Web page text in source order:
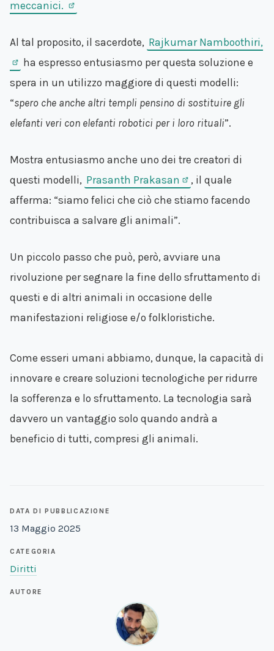
DATA DI PUBBLICAZIONE
13 Maggio 2025
CATEGORIA
Diritti
AUTORE
meccanici.
Al tal proposito, il sacerdote, Rajkumar Namboothiri,
ha espresso entusiasmo per questa soluzione e
spera in un utilizzo maggiore di questi modelli:
“spero che anche altri templi pensino di sostituire gli
elefanti veri con elefanti robotici per i loro rituali”.
Mostra entusiasmo anche uno dei tre creatori di
questi modelli, Prasanth Prakasan
, il quale
afferma: “siamo felici che ciò che stiamo facendo
contribuisca a salvare gli animali”.
Un piccolo passo che può, però, avviare una
rivoluzione per segnare la fine dello sfruttamento di
questi e di altri animali in occasione delle
manifestazioni religiose e/o folkloristiche.
Come esseri umani abbiamo, dunque, la capacità di
innovare e creare soluzioni tecnologiche per ridurre
la sofferenza e lo sfruttamento. La tecnologia sarà
davvero un vantaggio solo quando andrà a
beneficio di tutti, compresi gli animali.